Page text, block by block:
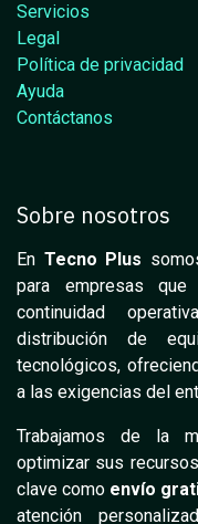
Servicios
Legal
Política de privacidad
Ayuda
Contáctanos
Sobre nosotros
En Tecno Plus
para empresas que
continuidad
distribución de
tecnológicos,
a las exigencias del
Trabajamos de la
optimizar sus
clave como envío
atención